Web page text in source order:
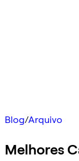
Blog/Arquivo
Melhores